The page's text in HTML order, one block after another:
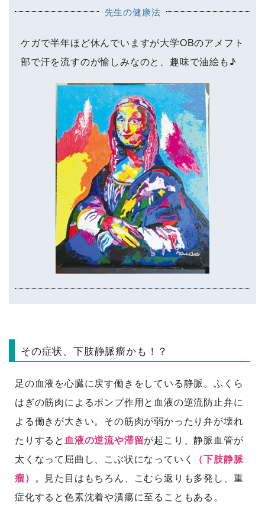
先生の健康法
ケガで半年ほど休んでいますが大学OBのアメフト
部で汗を流すのが愉しみなのと、趣味で油絵も♪
その症状、下肢静脈瘤かも！？
足の血液を心臓に戻す働きをしている静脈。ふくら
はぎの筋肉によるポンプ作用と血液の逆流防止弁に
よる働きが大きい。その筋肉が弱かったり弁が壊れ
たりすると血液の逆流や滞留が起こり、静脈血管が
太くなって屈曲し、こぶ状になっていく
（下肢静脈
瘤） 。見た目はもちろん、こむら返りも多発し、重
症化すると色素沈着や潰瘍に至ることもある。